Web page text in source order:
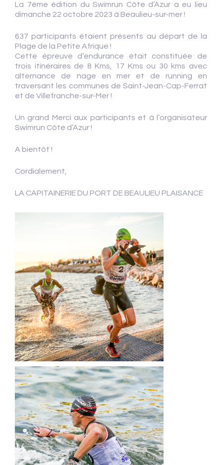
La 7ème édition du Swimrun Côte d’Azur a eu lieu
dimanche 22 octobre 2023 à Beaulieu-sur-mer !
637 participants étaient présents au départ de la
Plage de la Petite Afrique !
Cette épreuve d’endurance était constituée de
trois itinéraires de 8 Kms, 17 Kms ou 30 kms avec
alternance de nage en mer et de running en
traversant les communes de Saint-Jean-Cap-Ferrat
et de Villefranche-sur-Mer !
Un grand Merci aux participants et à l’organisateur
Swimrun Côte d’Azur !
A bientôt !
Cordialement,
LA CAPITAINERIE DU PORT DE BEAULIEU PLAISANCE